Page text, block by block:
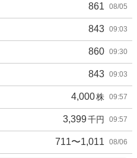
861 08/05
843 09:03
860 09:30
843 09:03
4,000株 09:57
3,399千円 09:57
711〜1,011 08/06